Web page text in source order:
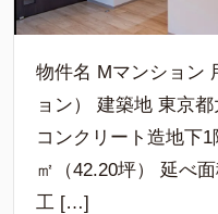
物件名 Mマンション
ョン） 建築地 東京
コンクリート造地下
㎡（42.20坪） 延べ
工 […]